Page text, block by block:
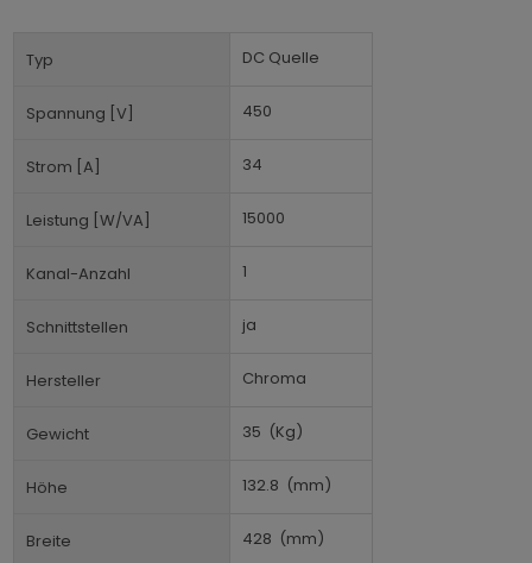
Typ DC Quelle
Spannung [V] 450
Strom [A] 34
Leistung [W/VA] 15000
Kanal-Anzahl 1
Schnittstellen ja
Hersteller Chroma
Gewicht 35 (Kg)
Höhe 132.8 (mm)
Breite 428 (mm)